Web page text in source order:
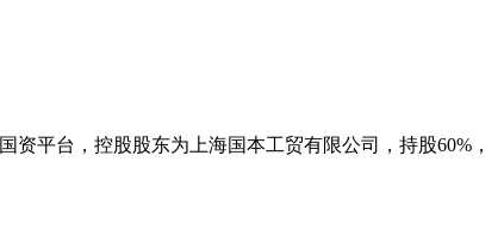
平台，控股股东为上海国本工贸有限公司，持股60%，